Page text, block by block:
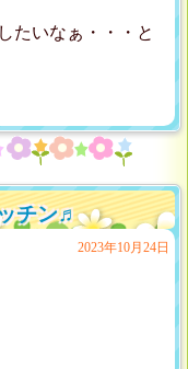
たいなぁ・・・と
チン♬
2023年10月24日